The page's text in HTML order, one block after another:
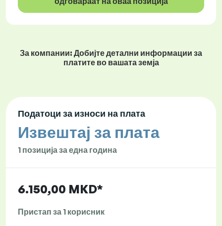
За компании: Добијте детални информации за
платите во вашата земја
Податоци за износи на плата
Извештај за плата
1 позиција за една година
6.150,00 MKD*
Пристап за 1 корисник